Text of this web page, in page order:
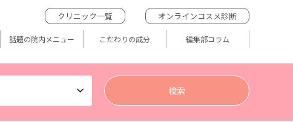
クリニック一覧 オンラインコスメ診断
話題の院内メニュー こだわりの成分 編集部コラム